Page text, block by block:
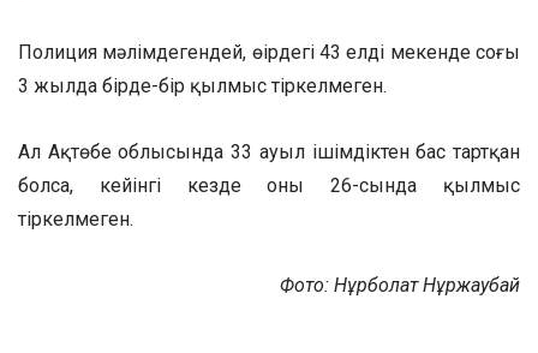
Полиция мәлімдегендей, өңірдегі 43 елді мекенде соңғы
3 жылда бірде-бір қылмыс тіркелмеген.
Ал Ақтөбе облысында 33 ауыл ішімдіктен бас тартқан
болса, кейінгі кезде оның 26-сында қылмыс
тіркелмеген.
Фото: Нұрболат Нұржаубай